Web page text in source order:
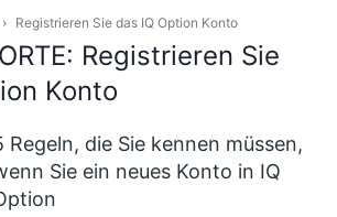
Registrieren Sie das IQ Option Konto
Registrieren Sie
Konto
Regeln, die Sie kennen müssen,
Sie ein neues Konto in IQ